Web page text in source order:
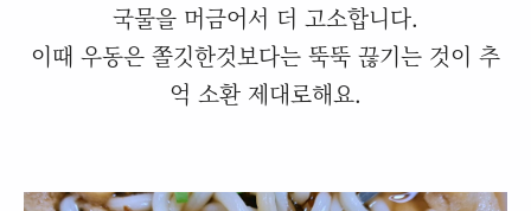
국물을 머금어서 더 고소합니다.
이때 우동은 쫄깃한것보다는 뚝뚝 끊기는 것이 추
억 소환 제대로해요.